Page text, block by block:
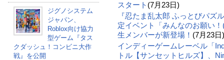
ジグノシステム
ジャパン、
Roblox向け協力
型ゲーム『タス
クダッシュ！コンビニ大作
戦』を公開
スタート (7月23日)
『忍たま乱太郎 ふっとびパズ
定イベント「みんなのお願い
生メンバーが新登場！ (7月23日)
インディーゲームレーベル「
トル【サンセットヒルズ】、